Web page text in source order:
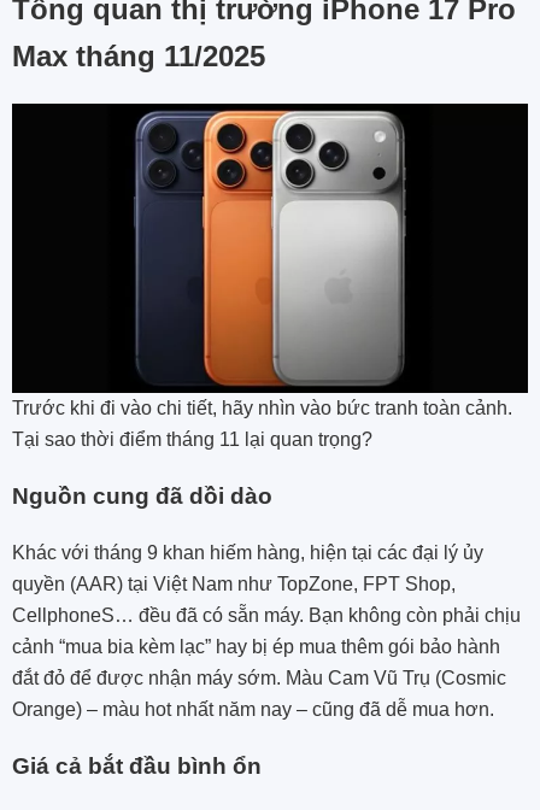
Tổng quan thị trường iPhone 17 Pro
Max tháng 11/2025
Trước khi đi vào chi tiết, hãy nhìn vào bức tranh toàn cảnh.
Tại sao thời điểm tháng 11 lại quan trọng?
Nguồn cung đã dồi dào
Khác với tháng 9 khan hiếm hàng, hiện tại các đại lý ủy
quyền (AAR) tại Việt Nam như TopZone, FPT Shop,
CellphoneS… đều đã có sẵn máy. Bạn không còn phải chịu
cảnh “mua bia kèm lạc” hay bị ép mua thêm gói bảo hành
đắt đỏ để được nhận máy sớm. Màu Cam Vũ Trụ (Cosmic
Orange) – màu hot nhất năm nay – cũng đã dễ mua hơn.
Giá cả bắt đầu bình ổn